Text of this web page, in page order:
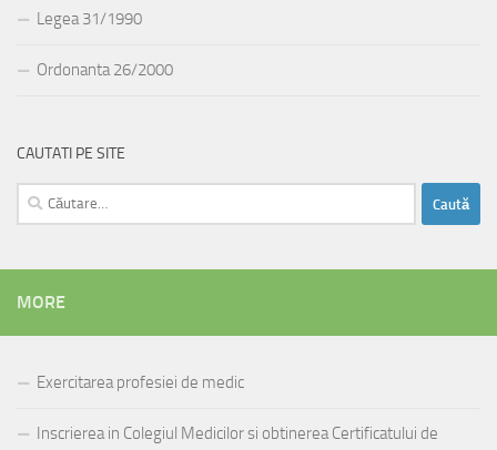
Legea 31/1990
Ordonanta 26/2000
CAUTATI PE SITE
Caută
după:
MORE
Exercitarea profesiei de medic
Inscrierea in Colegiul Medicilor si obtinerea Certificatului de